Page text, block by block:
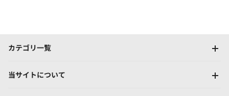
カテゴリ一覧
当サイトについて